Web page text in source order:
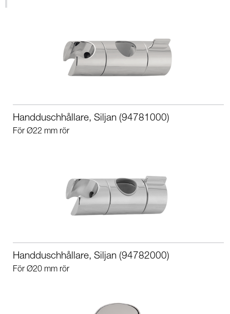
Handduschhållare, Siljan (94781000)
För Ø22 mm rör
Handduschhållare, Siljan (94782000)
För Ø20 mm rör